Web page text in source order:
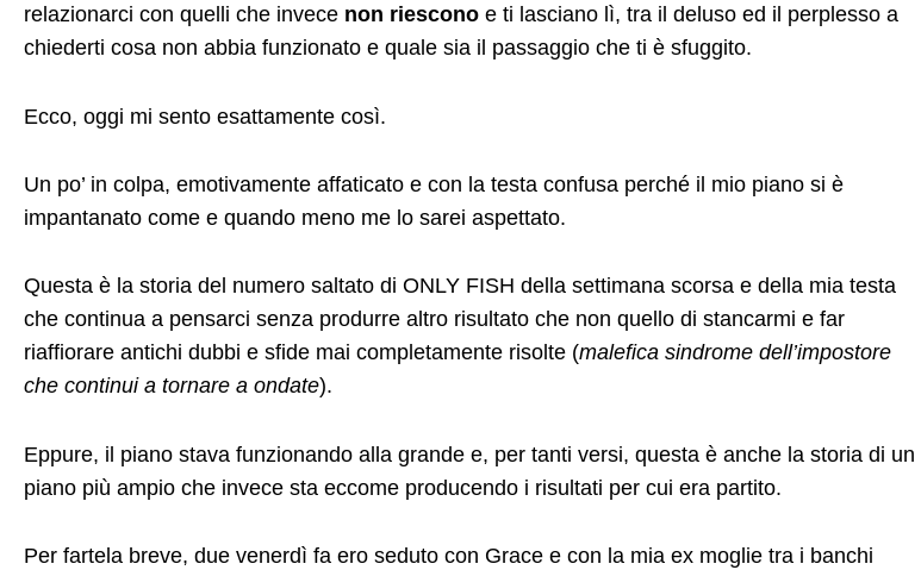
relazionarci con quelli che invece non riescono e ti lasciano lì, tra il deluso ed il perplesso a
chiederti cosa non abbia funzionato e quale sia il passaggio che ti è sfuggito.
Ecco, oggi mi sento esattamente così.
Un po’ in colpa, emotivamente affaticato e con la testa confusa perché il mio piano si è
impantanato come e quando meno me lo sarei aspettato.
Questa è la storia del numero saltato di ONLY FISH della settimana scorsa e della mia testa
che continua a pensarci senza produrre altro risultato che non quello di stancarmi e far
riaffiorare antichi dubbi e sfide mai completamente risolte (malefica sindrome dell’impostore
che continui a tornare a ondate).
Eppure, il piano stava funzionando alla grande e, per tanti versi, questa è anche la storia di un
piano più ampio che invece sta eccome producendo i risultati per cui era partito.
Per fartela breve, due venerdì fa ero seduto con Grace e con la mia ex moglie tra i banchi